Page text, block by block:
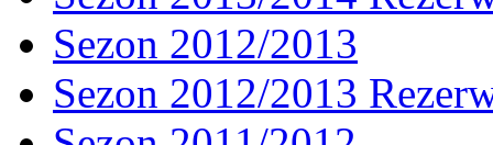
Sezon 2012/2013
Sezon 2012/2013